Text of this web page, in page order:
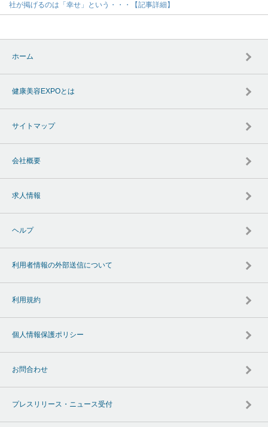
社が掲げるのは「幸せ」という・・・【記事詳細】
ホーム
健康美容EXPOとは
サイトマップ
会社概要
求人情報
ヘルプ
利用者情報の外部送信について
利用規約
個人情報保護ポリシー
お問合わせ
プレスリリース・ニュース受付